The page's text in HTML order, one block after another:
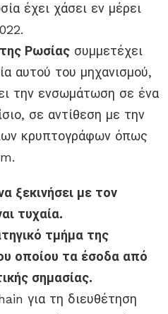
έχει χάσει εν μέρει
Ρωσίας συμμετέχει
αυτού του μηχανισμού,
την ενσωμάτωση σε ένα
σε αντίθεση με την
κρυπτογράφων όπως
ξεκινήσει με τον
τυχαία.
τμήμα της
οποίου τα έσοδα από
σημασίας.
για τη διευθέτηση